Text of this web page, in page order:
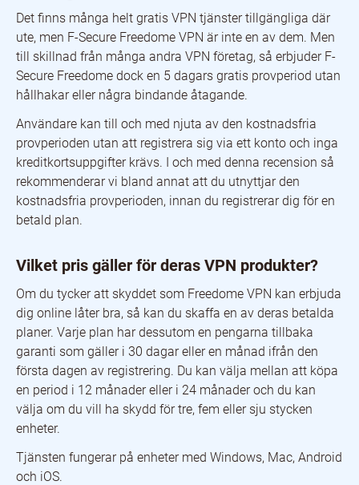
Det finns många helt gratis VPN tjänster tillgängliga där
ute, men F-Secure Freedome VPN är inte en av dem. Men
till skillnad från många andra VPN företag, så erbjuder F-
Secure Freedome dock en 5 dagars gratis provperiod utan
hållhakar eller några bindande åtagande.
Användare kan till och med njuta av den kostnadsfria
provperioden utan att registrera sig via ett konto och inga
kreditkortsuppgifter krävs. I och med denna recension så
rekommenderar vi bland annat att du utnyttjar den
kostnadsfria provperioden, innan du registrerar dig för en
betald plan.
Vilket pris gäller för deras VPN produkter?
Om du tycker att skyddet som Freedome VPN kan erbjuda
dig online låter bra, så kan du skaffa en av deras betalda
planer. Varje plan har dessutom en pengarna tillbaka
garanti som gäller i 30 dagar eller en månad ifrån den
första dagen av registrering. Du kan välja mellan att köpa
en period i 12 månader eller i 24 månader och du kan
välja om du vill ha skydd för tre, fem eller sju stycken
enheter.
Tjänsten fungerar på enheter med Windows, Mac, Android
och iOS.